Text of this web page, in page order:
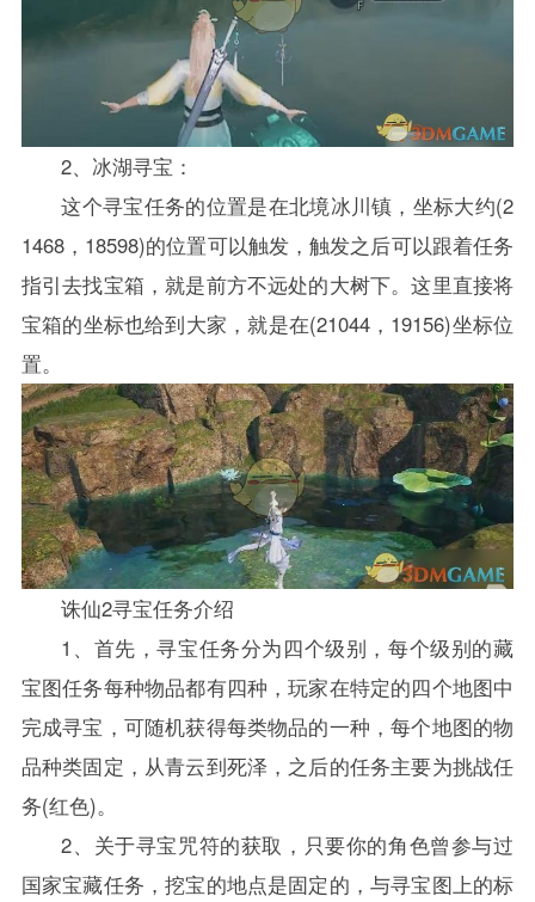
2、冰湖寻宝：
这个寻宝任务的位置是在北境冰川镇，坐标大约(2
1468，18598)的位置可以触发，触发之后可以跟着任务
指引去找宝箱，就是前方不远处的大树下。这里直接将
宝箱的坐标也给到大家，就是在(21044，19156)坐标位
置。
诛仙2寻宝任务介绍
1、首先，寻宝任务分为四个级别，每个级别的藏
宝图任务每种物品都有四种，玩家在特定的四个地图中
完成寻宝，可随机获得每类物品的一种，每个地图的物
品种类固定，从青云到死泽，之后的任务主要为挑战任
务(红色)。
2、关于寻宝咒符的获取，只要你的角色曾参与过
国家宝藏任务，挖宝的地点是固定的，与寻宝图上的标